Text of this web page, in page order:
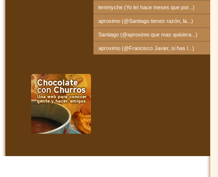
lemmyche (Yo leí hace meses que por...)
aproximo (@Santiago tienes razón, la...)
Santiago (@aproximo que mas quisiera...)
aproximo (@Francisco Javier, si has l...)